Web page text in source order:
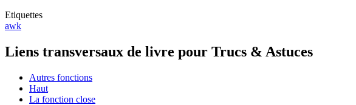
Etiquettes
awk
Liens transversaux de livre pour Trucs & Astuces
Autres fonctions
Haut
La fonction close